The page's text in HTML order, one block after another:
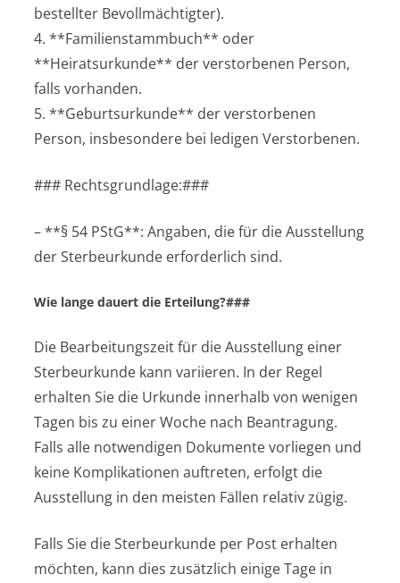
bestellter Bevollmächtigter).
4. **Familienstammbuch** oder
**Heiratsurkunde** der verstorbenen Person,
falls vorhanden.
5. **Geburtsurkunde** der verstorbenen
Person, insbesondere bei ledigen Verstorbenen.
### Rechtsgrundlage:###
– **§ 54 PStG**: Angaben, die für die Ausstellung
der Sterbeurkunde erforderlich sind.
Wie lange dauert die Erteilung?###
Die Bearbeitungszeit für die Ausstellung einer
Sterbeurkunde kann variieren. In der Regel
erhalten Sie die Urkunde innerhalb von wenigen
Tagen bis zu einer Woche nach Beantragung.
Falls alle notwendigen Dokumente vorliegen und
keine Komplikationen auftreten, erfolgt die
Ausstellung in den meisten Fällen relativ zügig.
Falls Sie die Sterbeurkunde per Post erhalten
möchten, kann dies zusätzlich einige Tage in